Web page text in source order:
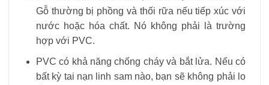
Gỗ thường bị phồng và thối rữa nếu tiếp xúc với
nước hoặc hóa chất. Nó không phải là trường
hợp với PVC.
PVC có khả năng chống cháy và bắt lửa. Nếu có
bất kỳ tai nạn linh sam nào, bạn sẽ không phải lo